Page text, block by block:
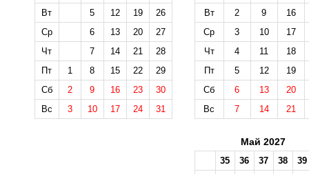
Вт
5 12 19
26
Ср
6 13 20
27
Чт
7 14 21
28
Пт
1 8 15 22
29
Сб
2 9 16 23
30
Вс
3 10 17 24 31
Вт
2 9
16
Ср
3 10
17
Чт
4 11
18
Пт
5 12
19
Сб
6 13
20
Вс
7 14 21
Май 2027
35 36 37 38
39